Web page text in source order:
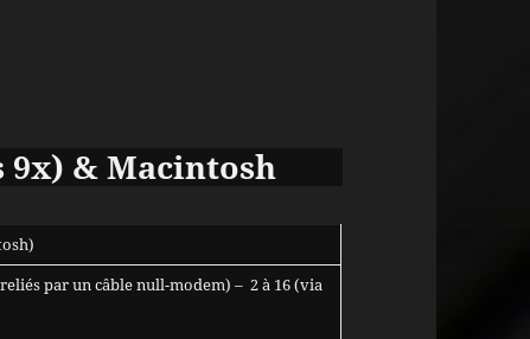
9x) & Macintosh
par un câble null-modem) – 2 à 16 (via